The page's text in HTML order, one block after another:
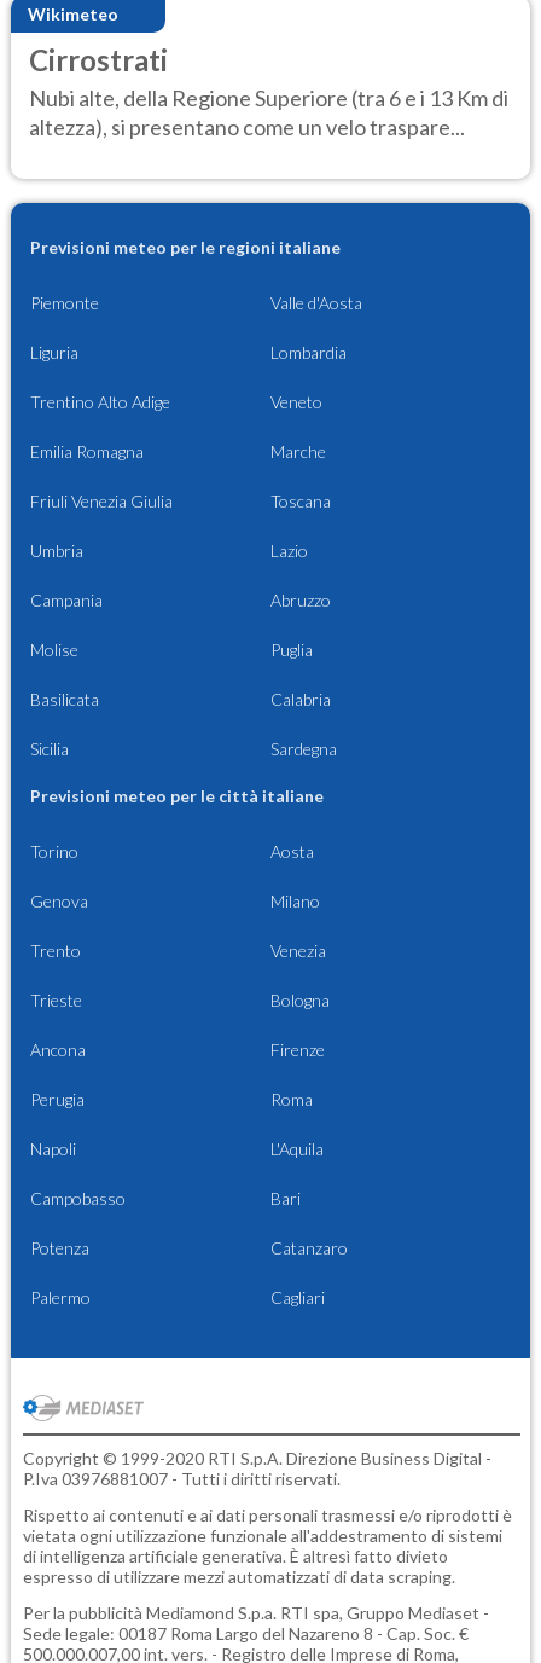
Wikimeteo
Cirrostrati
Nubi alte, della Regione Superiore (tra 6 e i 13 Km di
altezza), si presentano come un velo traspare...
Previsioni meteo per le regioni italiane
Piemonte Valle d'Aosta
Liguria Lombardia
Trentino Alto Adige Veneto
Emilia Romagna Marche
Friuli Venezia Giulia Toscana
Umbria Lazio
Campania Abruzzo
Molise Puglia
Basilicata Calabria
Sicilia Sardegna
Previsioni meteo per le città italiane
Torino Aosta
Genova Milano
Trento Venezia
Trieste Bologna
Ancona Firenze
Perugia Roma
Napoli L'Aquila
Campobasso Bari
Potenza Catanzaro
Palermo Cagliari
Copyright © 1999-2020 RTI S.p.A. Direzione Business Digital -
P.Iva 03976881007 - Tutti i diritti riservati.
Rispetto ai contenuti e ai dati personali trasmessi e/o riprodotti è
vietata ogni utilizzazione funzionale all'addestramento di sistemi
di intelligenza artificiale generativa. È altresì fatto divieto
espresso di utilizzare mezzi automatizzati di data scraping.
Per la pubblicità Mediamond S.p.a. RTI spa, Gruppo Mediaset -
Sede legale: 00187 Roma Largo del Nazareno 8 - Cap. Soc. €
500.000.007,00 int. vers. - Registro delle Imprese di Roma,